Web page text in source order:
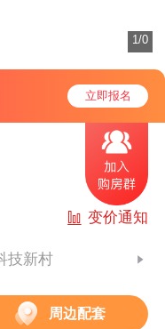
立即报名
1/0
变价通知
技新村
周边配套